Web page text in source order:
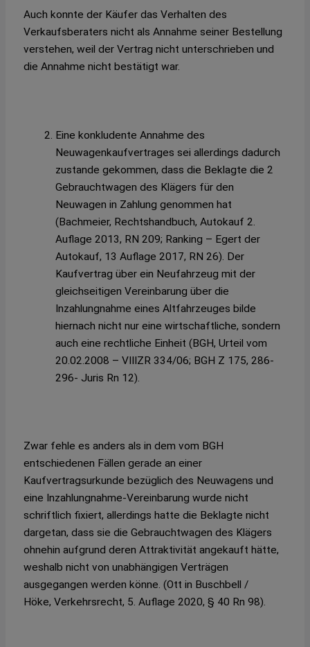
Auch konnte der Käufer das Verhalten des
Verkaufsberaters nicht als Annahme seiner Bestellung
verstehen, weil der Vertrag nicht unterschrieben und
die Annahme nicht bestätigt war.
Eine konkludente Annahme des
Neuwagenkaufvertrages sei allerdings dadurch
zustande gekommen, dass die Beklagte die 2
Gebrauchtwagen des Klägers für den
Neuwagen in Zahlung genommen hat
(Bachmeier, Rechtshandbuch, Autokauf 2.
Auflage 2013, RN 209; Ranking – Egert der
Autokauf, 13 Auflage 2017, RN 26). Der
Kaufvertrag über ein Neufahrzeug mit der
gleichseitigen Vereinbarung über die
Inzahlungnahme eines Altfahrzeuges bilde
hiernach nicht nur eine wirtschaftliche, sondern
auch eine rechtliche Einheit (BGH, Urteil vom
20.02.2008 – VIIIZR 334/06; BGH Z 175, 286-
296- Juris Rn 12).
Zwar fehle es anders als in dem vom BGH
entschiedenen Fällen gerade an einer
Kaufvertragsurkunde bezüglich des Neuwagens und
eine Inzahlungnahme-Vereinbarung wurde nicht
schriftlich fixiert, allerdings hatte die Beklagte nicht
dargetan, dass sie die Gebrauchtwagen des Klägers
ohnehin aufgrund deren Attraktivität angekauft hätte,
weshalb nicht von unabhängigen Verträgen
ausgegangen werden könne. (Ott in Buschbell /
Höke, Verkehrsrecht, 5. Auflage 2020, § 40 Rn 98).